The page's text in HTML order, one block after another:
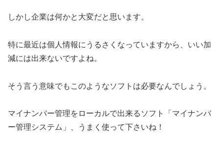
しかし企業は何かと大変だと思います。
特に最近は個人情報にうるさくなっていますから、いい加
減には出来ないですよね。
そう言う意味でもこのようなソフトは必要なんでしょう。
マイナンバー管理をローカルで出来るソフト「マイナンバ
ー管理システム」、うまく使って下さいね！